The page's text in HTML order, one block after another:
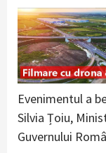
Evenimentul a
Silvia Țoiu,
Guvernului